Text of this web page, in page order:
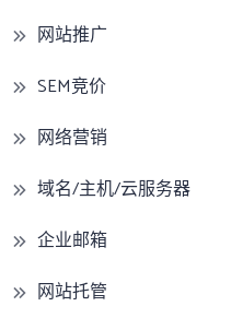
网站推广
SEM竞价
网络营销
域名/主机/云服务器
企业邮箱
网站托管